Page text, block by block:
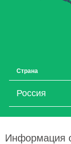
Страна
Россия
Информация